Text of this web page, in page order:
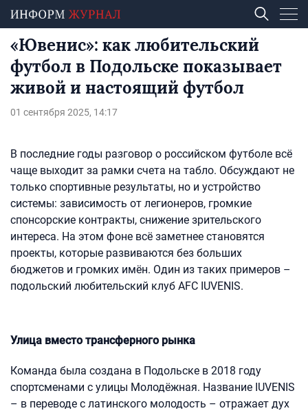
«Ювенис»: как любительский
футбол в Подольске показывает
живой и настоящий футбол
01 сентября 2025, 14:17
В последние годы разговор о российском футболе всё
чаще выходит за рамки счета на табло. Обсуждают не
только спортивные результаты, но и устройство
системы: зависимость от легионеров, громкие
спонсорские контракты, снижение зрительского
интереса. На этом фоне всё заметнее становятся
проекты, которые развиваются без больших
бюджетов и громких имён. Один из таких примеров –
подольский любительский клуб AFC IUVENIS.
Улица вместо трансферного рынка
Команда была создана в Подольске в 2018 году
спортсменами с улицы Молодёжная. Название IUVENIS
– в переводе с латинского молодость – отражает дух